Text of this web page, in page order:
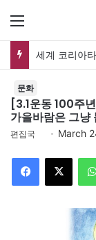
세계 코리아
문화
[3.1운동 100주
가을바람은 그냥
편집국 March